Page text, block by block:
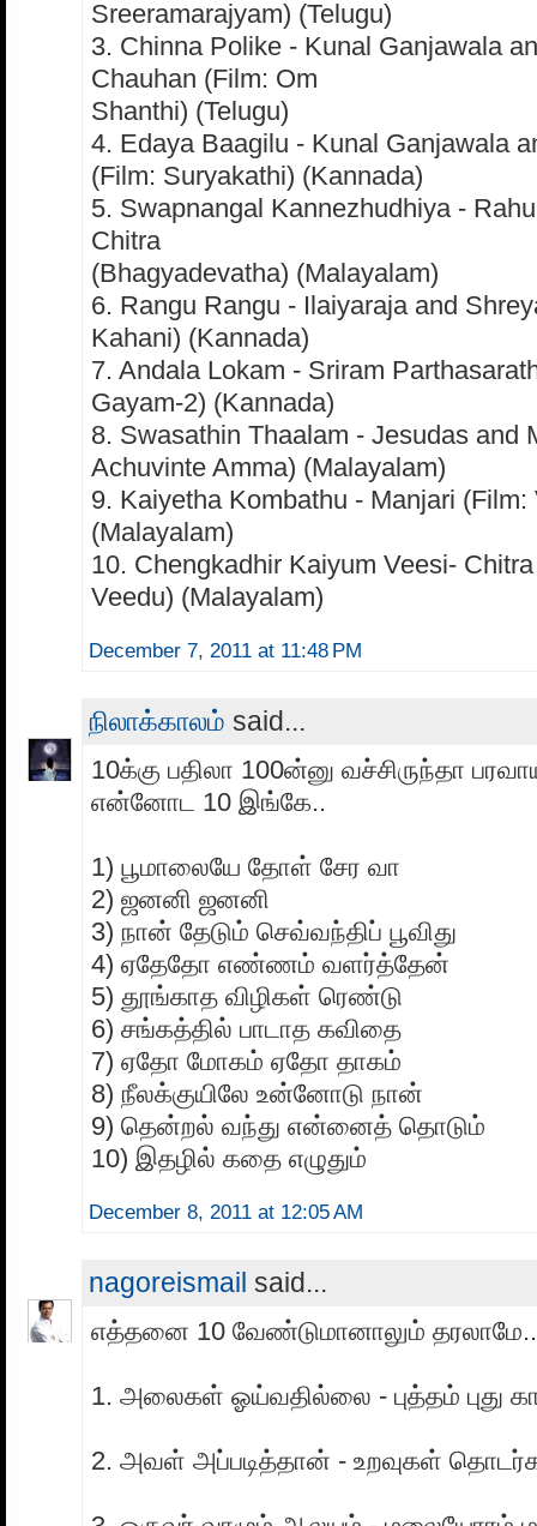
Sreeramarajyam) (Telugu)
3. Chinna Polike - Kunal Ganjawala
Chauhan (Film: Om
Shanthi) (Telugu)
4. Edaya Baagilu - Kunal Ganjawala
(Film: Suryakathi) (Kannada)
5. Swapnangal Kannezhudhiya -
Chitra
(Bhagyadevatha) (Malayalam)
6. Rangu Rangu - Ilaiyaraja and
Kahani) (Kannada)
7. Andala Lokam - Sriram
Gayam-2) (Kannada)
8. Swasathin Thaalam - Jesudas and
Achuvinte Amma) (Malayalam)
9. Kaiyetha Kombathu - Manjari (Film:
(Malayalam)
10. Chengkadhir Kaiyum Veesi-
Veedu) (Malayalam)
December 7, 2011 at 11:48 PM
நிலாக்காலம் said...
10க்கு பதிலா 100ன்னு வச்சிருந்தா
என்னோட 10 இங்கே..
1) பூமாலையே தோள் சேர வா
2) ஜனனி ஜனனி
3) நான் தேடும் செவ்வந்திப் பூவிது
4) ஏதேதோ எண்ணம் வளர்த்தேன்
5) தூங்காத விழிகள் ரெண்டு
6) சங்கத்தில் பாடாத கவிதை
7) ஏதோ மோகம் ஏதோ தாகம்
8) நீலக்குயிலே உன்னோடு நான்
9) தென்றல் வந்து என்னைத் தொடும்
10) இதழில் கதை எழுதும்
December 8, 2011 at 12:05 AM
nagoreismail said...
எத்தனை 10 வேண்டுமானாலும்
1. அலைகள் ஓய்வதில்லை - புத்தம் புது
2. அவள் அப்படித்தான் - உறவுகள்